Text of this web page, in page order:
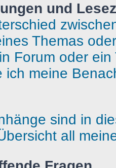
und
Themas
Forum oder
ich meine
sind in
all